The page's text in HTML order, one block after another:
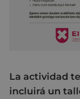
La actividad
incluirá un